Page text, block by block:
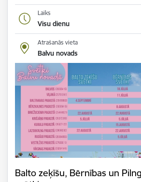
Laiks
Visu dienu
Atrašanās vieta
Balvu novads
Balto zeķīšu, Bērnības un